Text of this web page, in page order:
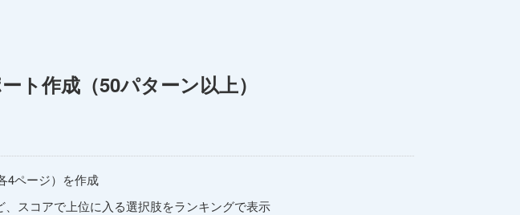
ト作成（50パターン以上）
4ページ）を作成
スコアで上位に入る選択肢をランキングで表示